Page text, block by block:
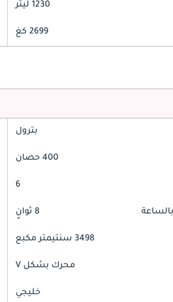
1230 ليتر
2699 كغ
بترول
400 حصان
6
8 ثوانٍ
3498 سنتيمتر مكبع
محرك بشكل V
خليجي